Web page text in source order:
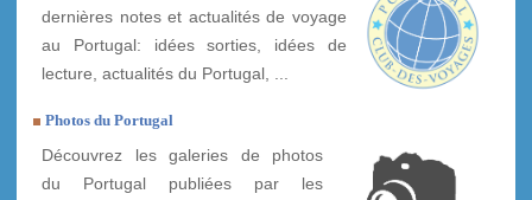
dernières notes et actualités de voyage
au Portugal: idées sorties, idées de
lecture, actualités du Portugal, ...
Photos du Portugal
Découvrez les galeries de photos
du Portugal publiées par les